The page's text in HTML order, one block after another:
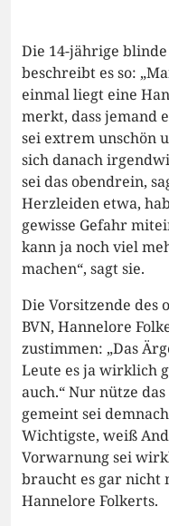
Die 14-jährige
beschreibt es so:
einmal liegt eine
merkt, dass jemand
sei extrem unschön
sich danach
sei das obendrein,
Herzleiden etwa,
gewisse Gefahr
kann ja noch viel
machen“, sagt sie.
Die Vorsitzende des
BVN, Hannelore
zustimmen: „Das
Leute es ja wirklich
auch.“ Nur nütze
gemeint sei
Wichtigste, weiß
Vorwarnung sei
braucht es gar nicht
Hannelore Folkerts.